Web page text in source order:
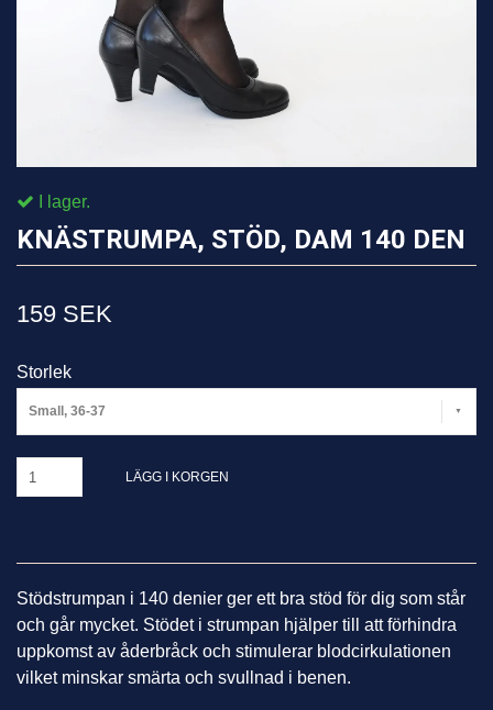
I lager.
KNÄSTRUMPA, STÖD, DAM 140 DEN
159 SEK
Storlek
Small, 36-37
LÄGG I KORGEN
Stödstrumpan i 140 denier ger ett bra stöd för dig som står
och går mycket. Stödet i strumpan hjälper till att förhindra
uppkomst av åderbråck och stimulerar blodcirkulationen
vilket minskar smärta och svullnad i benen.